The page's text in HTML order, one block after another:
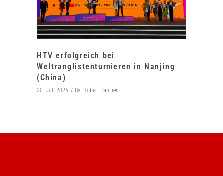
HTV erfolgreich bei
Weltranglistenturnieren in Nanjing
(China)
20. Juli 2026 By Robert Panther